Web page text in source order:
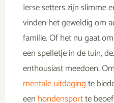
Ierse setters zijn slimme
vinden het geweldig om
familie. Of het nu gaat
een spelletje in de tuin,
enthousiast meedoen.
mentale uitdagingte
een hondensportte